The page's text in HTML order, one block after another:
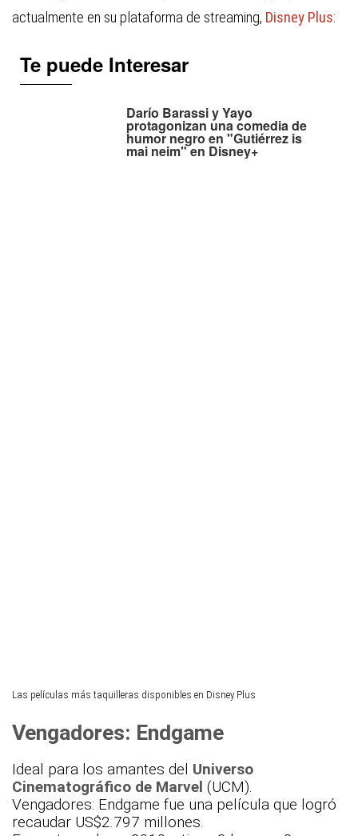
actualmente en su plataforma de streaming, Disney Plus:
Te puede Interesar
Darío Barassi y Yayo
protagonizan una comedia de
humor negro en "Gutiérrez is
mai neim" en Disney+
Las películas más taquilleras disponibles en Disney Plus
Vengadores: Endgame
Ideal para los amantes del Universo
Cinematográfico de Marvel (UCM).
Vengadores: Endgame fue una película que logró
recaudar US$2.797 millones.